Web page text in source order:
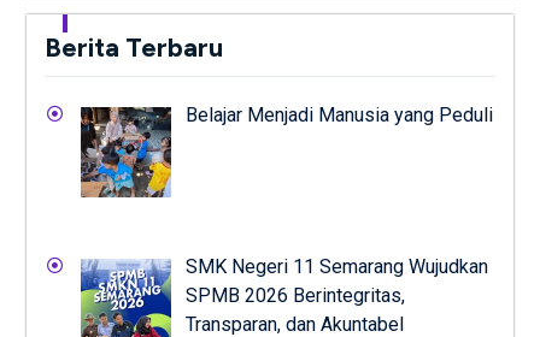
Berita Terbaru
Belajar Menjadi Manusia yang Peduli
SMK Negeri 11 Semarang Wujudkan
SPMB 2026 Berintegritas,
Transparan, dan Akuntabel